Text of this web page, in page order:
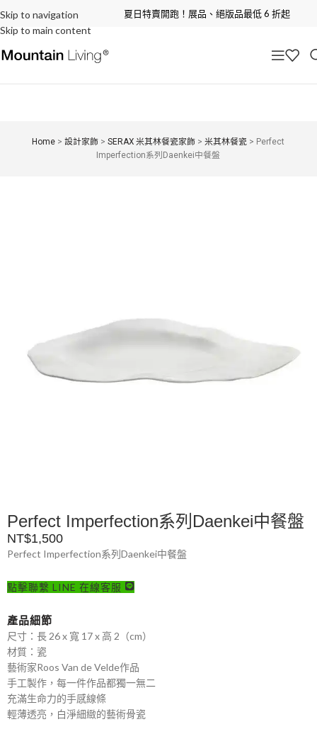
Skip to navigation
Skip to main content
夏日特賣開跑！展品、絕版品最低 6 折起
Home >設計家飾 >SERAX 米其林餐瓷家飾 >米其林餐瓷 > Perfect
Imperfection系列Daenkei中餐盤
Perfect Imperfection系列Daenkei中餐盤
NT$1,500
Perfect Imperfection系列Daenkei中餐盤
點擊聯繫 LINE 在線客服
產品細節
尺寸：長 26 x 寬 17 x 高 2（cm）
材質：瓷
藝術家Roos Van de Velde作品
手工製作，每一件作品都獨一無二
充滿生命力的手感線條
輕薄透亮，白淨細緻的藝術骨瓷